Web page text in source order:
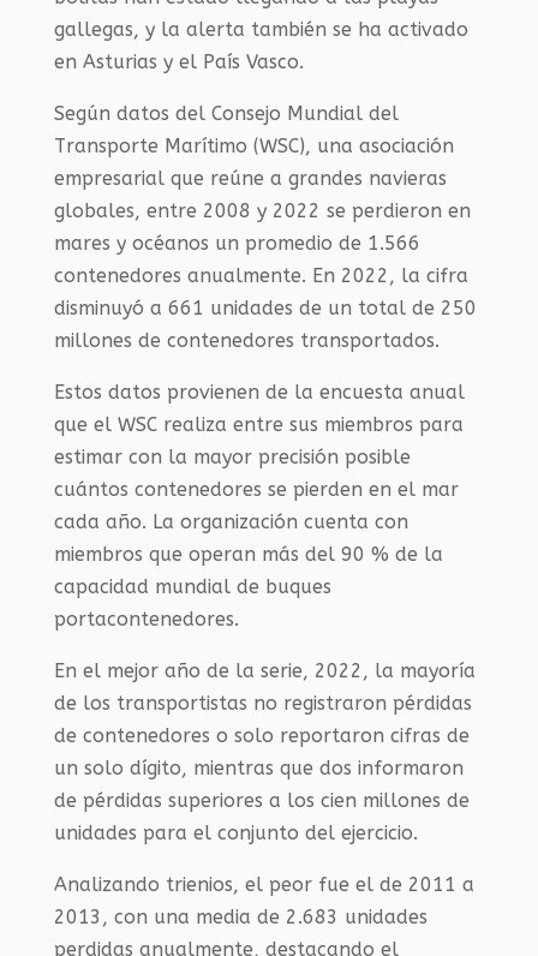
gallegas, y la alerta también se ha activado
en Asturias y el País Vasco.
Según datos del Consejo Mundial del
Transporte Marítimo (WSC), una asociación
empresarial que reúne a grandes navieras
globales, entre 2008 y 2022 se perdieron en
mares y océanos un promedio de 1.566
contenedores anualmente. En 2022, la cifra
disminuyó a 661 unidades de un total de 250
millones de contenedores transportados.
Estos datos provienen de la encuesta anual
que el WSC realiza entre sus miembros para
estimar con la mayor precisión posible
cuántos contenedores se pierden en el mar
cada año. La organización cuenta con
miembros que operan más del 90 % de la
capacidad mundial de buques
portacontenedores.
En el mejor año de la serie, 2022, la mayoría
de los transportistas no registraron pérdidas
de contenedores o solo reportaron cifras de
un solo dígito, mientras que dos informaron
de pérdidas superiores a los cien millones de
unidades para el conjunto del ejercicio.
Analizando trienios, el peor fue el de 2011 a
2013, con una media de 2.683 unidades
perdidas anualmente, destacando el